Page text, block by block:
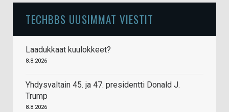
TECHBBS UUSIMMAT VIESTIT
Laadukkaat kuulokkeet?
8.8.2026
Yhdysvaltain 45. ja 47. presidentti Donald J.
Trump
8.8.2026